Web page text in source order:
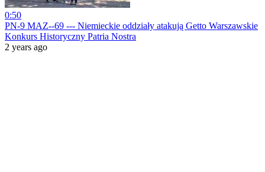
0:50
PN-9 MAZ--69 --- Niemieckie oddziały atakują Getto Warszawskie
Konkurs Historyczny Patria Nostra
2 years ago